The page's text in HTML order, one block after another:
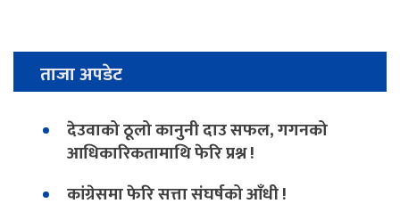
ताजा अपडेट
देउवाको ठूलो कानुनी दाउ सफल, गगनको
आधिकारिकतामाथि फेरि प्रश्न !
कांग्रेसमा फेरि सत्ता संघर्षको आँधी !